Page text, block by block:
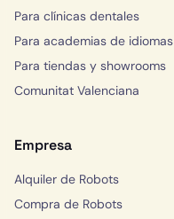
Para clínicas dentales
Para academias de idiomas
Para tiendas y showrooms
Comunitat Valenciana
Empresa
Alquiler de Robots
Compra de Robots